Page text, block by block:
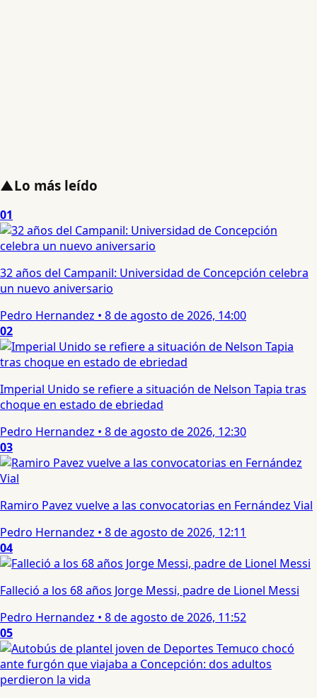
▲Lo más leído
01
32 años del Campanil: Universidad de Concepción celebra
un nuevo aniversario
Pedro Hernandez • 8 de agosto de 2026, 14:00
02
Imperial Unido se refiere a situación de Nelson Tapia tras
choque en estado de ebriedad
Pedro Hernandez • 8 de agosto de 2026, 12:30
03
Ramiro Pavez vuelve a las convocatorias en Fernández Vial
Pedro Hernandez • 8 de agosto de 2026, 12:11
04
Falleció a los 68 años Jorge Messi, padre de Lionel Messi
Pedro Hernandez • 8 de agosto de 2026, 11:52
05